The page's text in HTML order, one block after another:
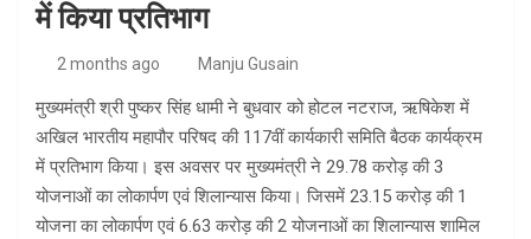
में किया प्रतिभाग
2 months ago Manju Gusain
मुख्यमंत्री श्री पुष्कर सिंह धामी ने बुधवार को होटल नटराज, ऋषिकेश में
अखिल भारतीय महापौर परिषद की 117वीं कार्यकारी समिति बैठक कार्यक्रम
में प्रतिभाग किया। इस अवसर पर मुख्यमंत्री ने 29.78 करोड़ की 3
योजनाओं का लोकार्पण एवं शिलान्यास किया। जिसमें 23.15 करोड़ की 1
योजना का लोकार्पण एवं 6.63 करोड़ की 2 योजनाओं का शिलान्यास शामिल